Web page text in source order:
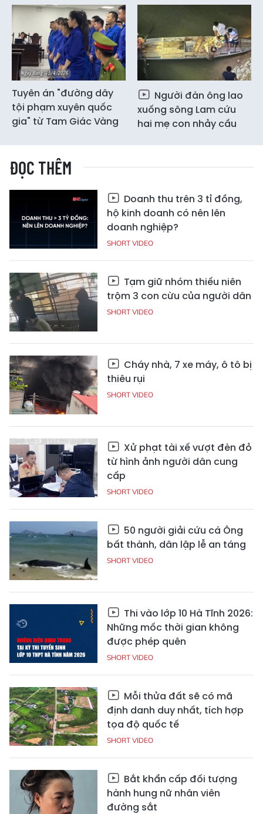
Tuyên án "đường dây
tội phạm xuyên quốc
gia" từ Tam Giác Vàng
Người đàn ông lao
xuống sông Lam cứu
hai mẹ con nhảy cầu
ĐỌC THÊM
Doanh thu trên 3 tỉ đồng,
hộ kinh doanh có nên lên
doanh nghiệp?
SHORT VIDEO
Tạm giữ nhóm thiếu niên
trộm 3 con cừu của người dân
SHORT VIDEO
Cháy nhà, 7 xe máy, ô tô bị
thiêu rụi
SHORT VIDEO
Xử phạt tài xế vượt đèn đỏ
từ hình ảnh người dân cung
cấp
SHORT VIDEO
50 người giải cứu cá Ông
bất thành, dân lập lễ an táng
SHORT VIDEO
Thi vào lớp 10 Hà Tĩnh 2026:
Những mốc thời gian không
được phép quên
SHORT VIDEO
Mỗi thửa đất sẽ có mã
định danh duy nhất, tích hợp
tọa độ quốc tế
SHORT VIDEO
Bắt khẩn cấp đối tượng
hành hung nữ nhân viên
đường sắt